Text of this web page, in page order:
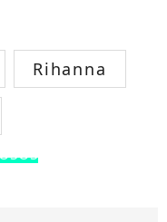
Rihanna